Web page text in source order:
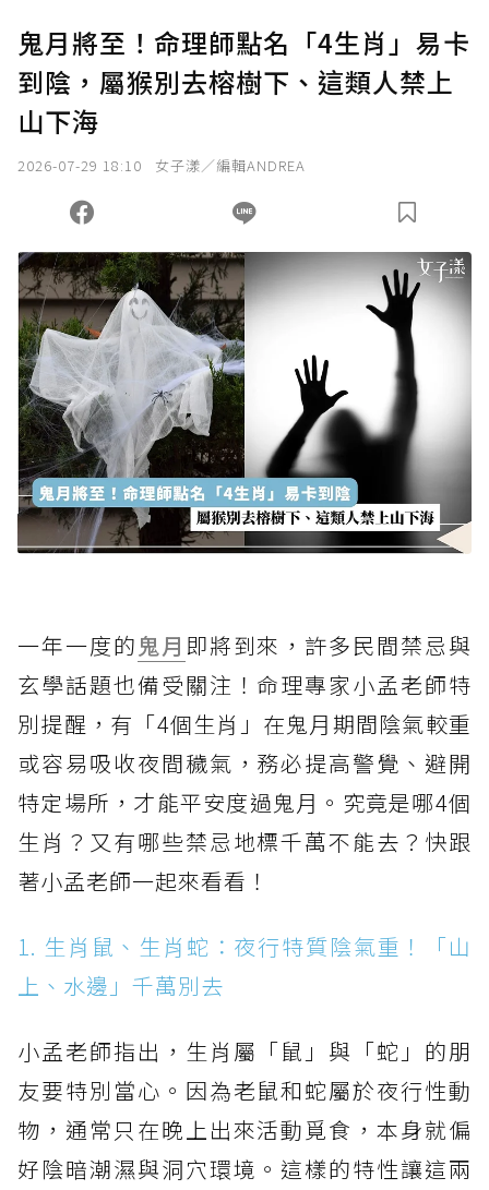
確認送出
您當前剩餘 U 利點數：0點；前往 購買點數
鬼月將至！命理師點名「4生肖」易卡
到陰，屬猴別去榕樹下、這類人禁上
山下海
2026-07-29 18:10 女子漾／編輯ANDREA
一年一度的鬼月 即將到來，許多民間禁忌與
玄學話題也備受關注！命理專家小孟老師特
別提醒，有「4個生肖」在鬼月期間陰氣較重
或容易吸收夜間穢氣，務必提高警覺、避開
特定場所，才能平安度過鬼月。究竟是哪4個
生肖？又有哪些禁忌地標千萬不能去？快跟
著小孟老師一起來看看！
1. 生肖鼠、生肖蛇：夜行特質陰氣重！「山
上、水邊」千萬別去
小孟老師指出，生肖屬「鼠」與「蛇」的朋
友要特別當心。因為老鼠和蛇屬於夜行性動
物，通常只在晚上出來活動覓食，本身就偏
好陰暗潮濕與洞穴環境。這樣的特性讓這兩